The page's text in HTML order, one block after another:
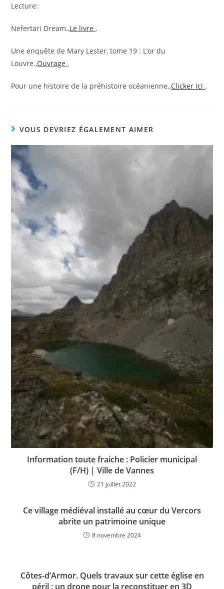
Lecture:
Nefertari Dream.,Le livre .
Une enquête de Mary Lester, tome 19 : L’or du
Louvre.,Ouvrage .
Pour une histoire de la préhistoire océanienne.,Clicker Ici .
VOUS DEVRIEZ ÉGALEMENT AIMER
Information toute fraiche : Policier municipal
(F/H) | Ville de Vannes
21 juillet 2022
Ce village médiéval installé au cœur du Vercors
abrite un patrimoine unique
8 novembre 2024
Côtes-d’Armor. Quels travaux sur cette église en
péril : un drone pour la reconstituer en 3D